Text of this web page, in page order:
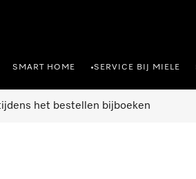
SMART HOME •SERVICE BIJ MIELE
het bestellen bijboeken